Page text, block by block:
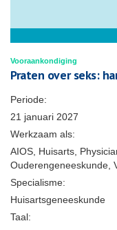
Vooraankondiging
Praten over seks:
Periode:
21 januari 2027
Werkzaam als:
AIOS, Huisarts,
Ouderengeneeskunde,
Specialisme:
Huisartsgeneeskunde
Taal: